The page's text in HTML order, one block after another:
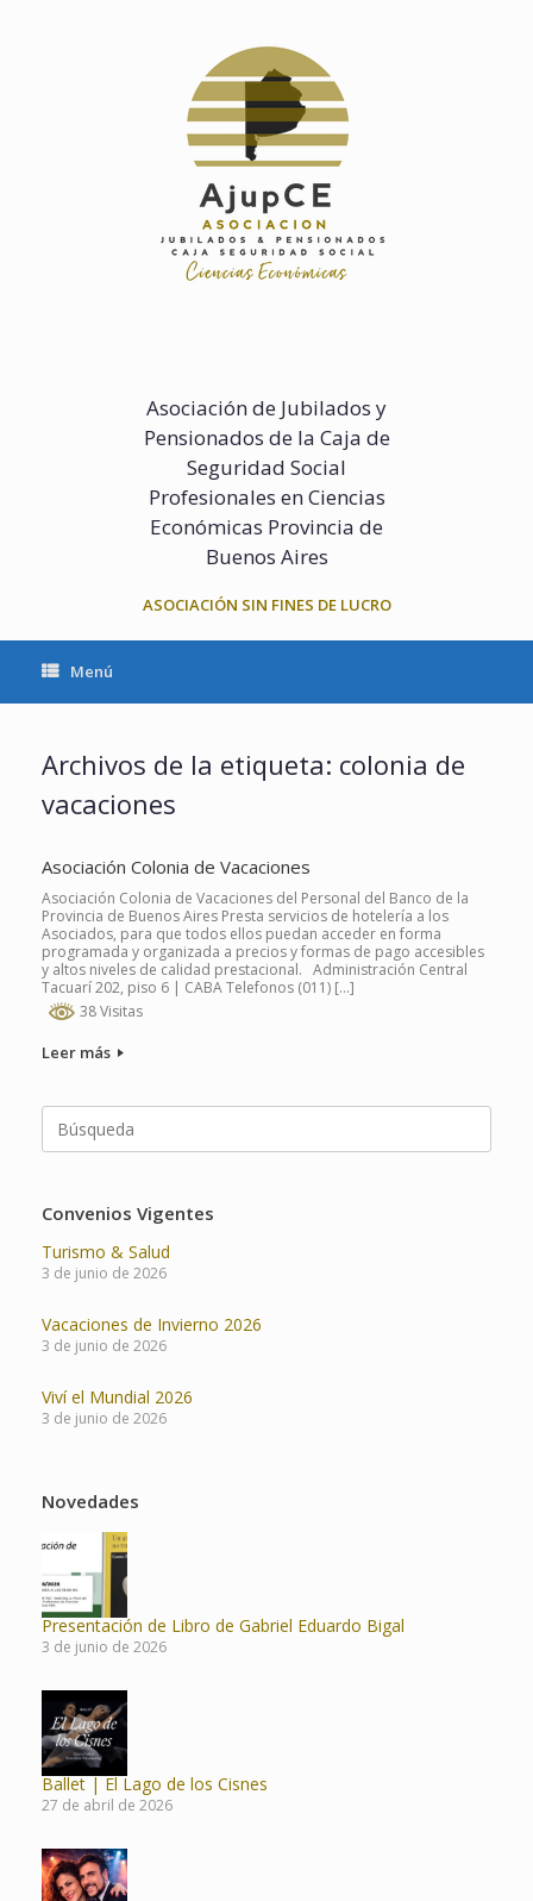
Asociación de Jubilados y
Pensionados de la Caja de
Seguridad Social
Profesionales en Ciencias
Económicas Provincia de
Buenos Aires
ASOCIACIÓN SIN FINES DE LUCRO
Menú
Archivos de la etiqueta: colonia de
vacaciones
Asociación Colonia de Vacaciones
Asociación Colonia de Vacaciones del Personal del Banco de la
Provincia de Buenos Aires Presta servicios de hotelería a los
Asociados, para que todos ellos puedan acceder en forma
programada y organizada a precios y formas de pago accesibles
y altos niveles de calidad prestacional. Administración Central
Tacuarí 202, piso 6 | CABA Telefonos (011) […]
38 Visitas
Leer más
Convenios Vigentes
Turismo & Salud
3 de junio de 2026
Vacaciones de Invierno 2026
3 de junio de 2026
Viví el Mundial 2026
3 de junio de 2026
Novedades
Presentación de Libro de Gabriel Eduardo Bigal
3 de junio de 2026
Ballet | El Lago de los Cisnes
27 de abril de 2026